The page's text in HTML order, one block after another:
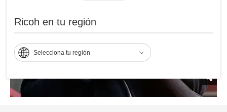
Ricoh en tu región
Selecciona tu región